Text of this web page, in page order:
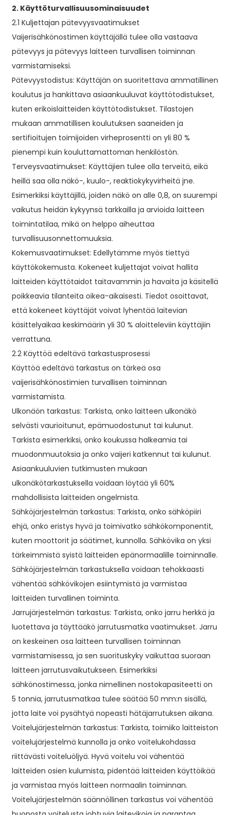
2. Käyttöturvallisuusominaisuudet
2.1 Kuljettajan pätevyysvaatimukset
Vaijerisähkönostimen käyttäjällä tulee olla vastaava
pätevyys ja pätevyys laitteen turvallisen toiminnan
varmistamiseksi.
Pätevyystodistus: Käyttäjän on suoritettava ammatillinen
koulutus ja hankittava asiaankuuluvat käyttötodistukset,
kuten erikoislaitteiden käyttötodistukset. Tilastojen
mukaan ammatillisen koulutuksen saaneiden ja
sertifioitujen toimijoiden virheprosentti on yli 80 %
pienempi kuin kouluttamattoman henkilöstön.
Terveysvaatimukset: Käyttäjien tulee olla terveitä, eikä
heillä saa olla näkö-, kuulo-, reaktiokykyvirheitä jne.
Esimerkiksi käyttäjillä, joiden näkö on alle 0,8, on suurempi
vaikutus heidän kykyynsä tarkkailla ja arvioida laitteen
toimintatilaa, mikä on helppo aiheuttaa
turvallisuusonnettomuuksia.
Kokemusvaatimukset: Edellytämme myös tiettyä
käyttökokemusta. Kokeneet kuljettajat voivat hallita
laitteiden käyttötaidot taitavammin ja havaita ja käsitellä
poikkeavia tilanteita oikea-aikaisesti. Tiedot osoittavat,
että kokeneet käyttäjät voivat lyhentää laitevian
käsittelyaikaa keskimäärin yli 30 % aloitteleviin käyttäjiin
verrattuna.
2.2 Käyttöä edeltävä tarkastusprosessi
Käyttöä edeltävä tarkastus on tärkeä osa
vaijerisähkönostimien turvallisen toiminnan
varmistamista.
Ulkonäön tarkastus: Tarkista, onko laitteen ulkonäkö
selvästi vaurioitunut, epämuodostunut tai kulunut.
Tarkista esimerkiksi, onko koukussa halkeamia tai
muodonmuutoksia ja onko vaijeri katkennut tai kulunut.
Asiaankuuluvien tutkimusten mukaan
ulkonäkötarkastuksella voidaan löytää yli 60%
mahdollisista laitteiden ongelmista.
Sähköjärjestelmän tarkastus: Tarkista, onko sähköpiiri
ehjä, onko eristys hyvä ja toimivatko sähkökomponentit,
kuten moottorit ja säätimet, kunnolla. Sähkövika on yksi
tärkeimmistä syistä laitteiden epänormaalille toiminnalle.
Sähköjärjestelmän tarkastuksella voidaan tehokkaasti
vähentää sähkövikojen esiintymistä ja varmistaa
laitteiden turvallinen toiminta.
Jarrujärjestelmän tarkastus: Tarkista, onko jarru herkkä ja
luotettava ja täyttääkö jarrutusmatka vaatimukset. Jarru
on keskeinen osa laitteen turvallisen toiminnan
varmistamisessa, ja sen suorituskyky vaikuttaa suoraan
laitteen jarrutusvaikutukseen. Esimerkiksi
sähkönostimessa, jonka nimellinen nostokapasiteetti on
5 tonnia, jarrutusmatkaa tulee säätää 50 mm:n sisällä,
jotta laite voi pysähtyä nopeasti hätäjarrutuksen aikana.
Voitelujärjestelmän tarkastus: Tarkista, toimiiko laitteiston
voitelujärjestelmä kunnolla ja onko voitelukohdassa
riittävästi voiteluöljyä. Hyvä voitelu voi vähentää
laitteiden osien kulumista, pidentää laitteiden käyttöikää
ja varmistaa myös laitteen normaalin toiminnan.
Voitelujärjestelmän säännöllinen tarkastus voi vähentää